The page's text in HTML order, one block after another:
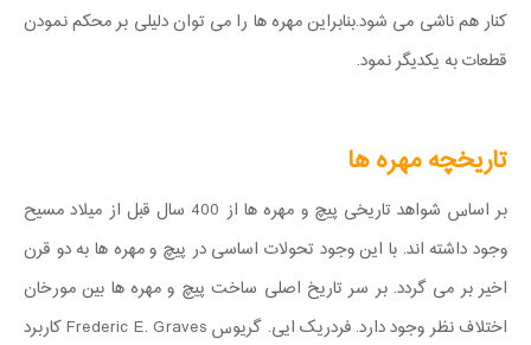
کنار هم ناشی می شود.بنابراین مهره ها را می توان دلیلی بر محکم نمودن
قطعات به یکدیگر نمود.
تاریخچه مهره ها
بر اساس شواهد تاریخی پیچ و مهره ها از 400 سال قبل از میلاد مسیح
وجود داشته اند. با این وجود تحولات اساسی در پیچ و مهره ها به دو قرن
اخیر بر می گردد. بر سر تاریخ اصلی ساخت پیچ و مهره ها بین مورخان
اختلاف نظر وجود دارد. فردریک ایی. گریوس Frederic E. Graves کاربرد